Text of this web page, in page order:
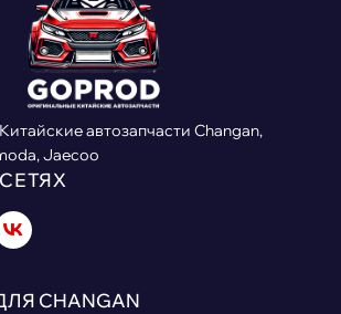
автозапчасти Changan,
Jaecoo
CHANGAN